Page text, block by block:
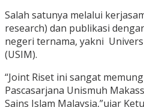
Salah satunya melalui
research) dan publikasi
negeri ternama, yakni
(USIM).
“Joint Riset ini sangat
Pascasarjana Unismuh
Sains Islam Malaysia,”ujar